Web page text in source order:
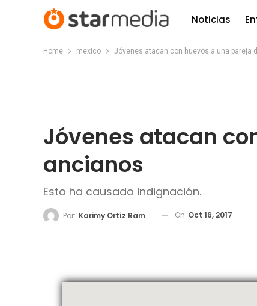
Noticias
Home mexico Jóvenes atacan con huevos a una pareja
Jóvenes atacan
ancianos
Esto ha causado indignación.
Por: Karimy Ortíz Ramos On Oct 16, 2017